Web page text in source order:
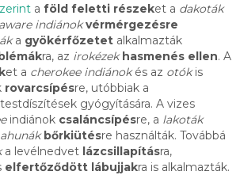
a föld feletti részeket a dakoták
indiánok vérmérgezésre
a gyökérfőzetetalkalmazták
ra, az irokézek hasmenés ellen. A
et a cherokee indiánokés az otókis
rovarcsípésre, utóbbiak a
gyógyítására. A vizes
indiánok csaláncsípésre, a lakoták
bőrkiütésre használták. Továbbá
a levélnedvet lázcsillapításra,
elfertőződött lábujjakra is alkalmazták.